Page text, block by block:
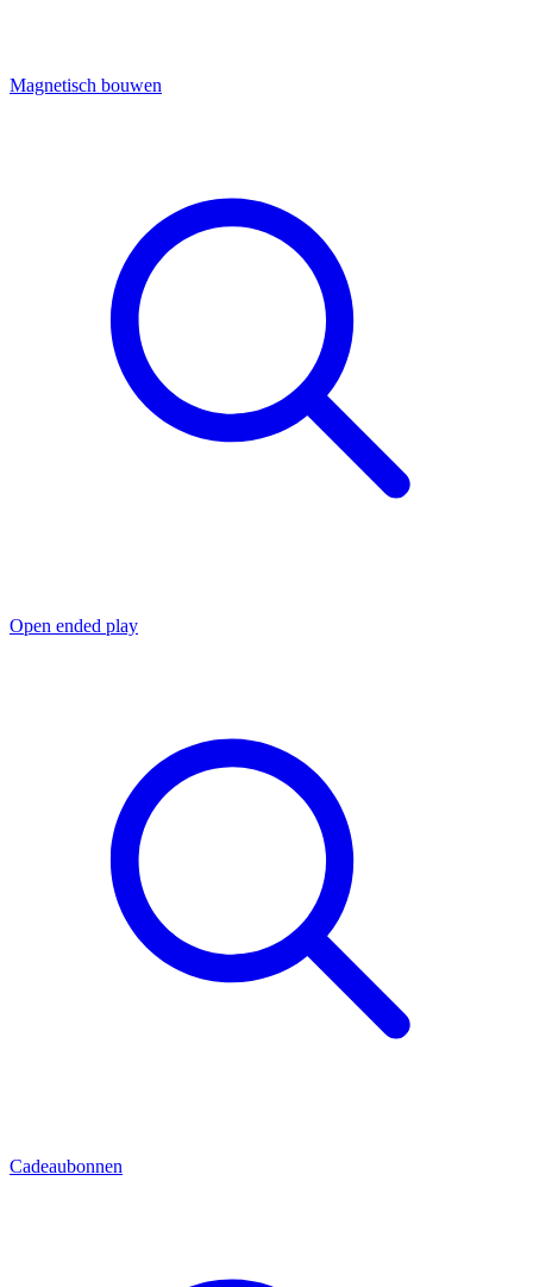
Magnetisch bouwen
Open ended play
Cadeaubonnen